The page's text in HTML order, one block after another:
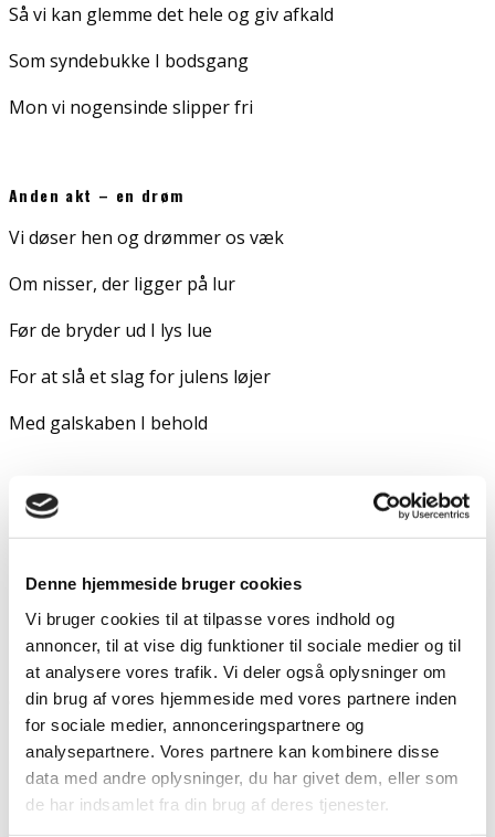
Denne hjemmeside bruger cookies
Vi bruger cookies til at tilpasse vores indhold og
annoncer, til at vise dig funktioner til sociale medier og til
at analysere vores trafik. Vi deler også oplysninger om
din brug af vores hjemmeside med vores partnere inden
for sociale medier, annonceringspartnere og
analysepartnere. Vores partnere kan kombinere disse
data med andre oplysninger, du har givet dem, eller som
de har indsamlet fra din brug af deres tjenester.
Så vi kan glemme det hele og giv afkald
Som syndebukke I bodsgang
Mon vi nogensinde slipper fri
Anden akt – en drøm
Vi døser hen og drømmer os væk
Om nisser, der ligger på lur
Før de bryder ud I lys lue
For at slå et slag for julens løjer
Med galskaben I behold
Men også et sært syn
Belagt af mørke og tåge
Hvor der kæmpes om den varme grød
om et par gamle kræmmerhuse
På hver sin side af fronten
De har kendt hinanden siden de var små